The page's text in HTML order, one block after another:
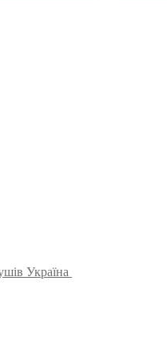
Україна